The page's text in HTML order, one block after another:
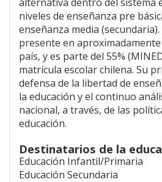
niveles de enseñanza pre
enseñanza media
presente en
país, y es parte del 55%
matrícula escolar chilena. Su
defensa de la libertad de
la educación y el continuo
nacional, a través, de las
educación.
Destinatarios de la
Educación Infantil/Primaria
Educación Secundaria